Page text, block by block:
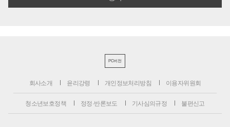
PC버전
회사소개 윤리강령 개인정보처리방침 이용자위원회
청소년보호정책 정정·반론보도 기사심의규정 불편신고